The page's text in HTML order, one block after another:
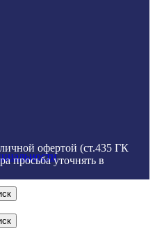
офертой (ст.435 ГК
просьба уточнять в